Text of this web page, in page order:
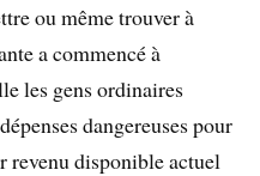
ou même trouver à
a commencé à
les gens ordinaires
dangereuses pour
revenu disponible actuel